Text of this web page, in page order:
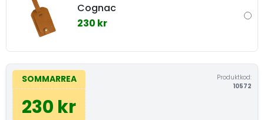
Cognac
230 kr
SOMMARREA
230 kr
Produktkod:
10572